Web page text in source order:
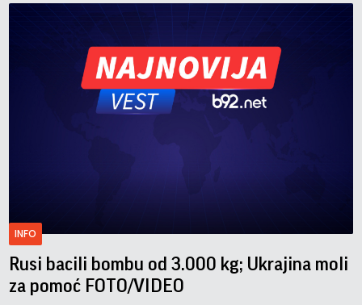
INFO
Rusi bacili bombu od 3.000 kg; Ukrajina moli
za pomoć FOTO/VIDEO